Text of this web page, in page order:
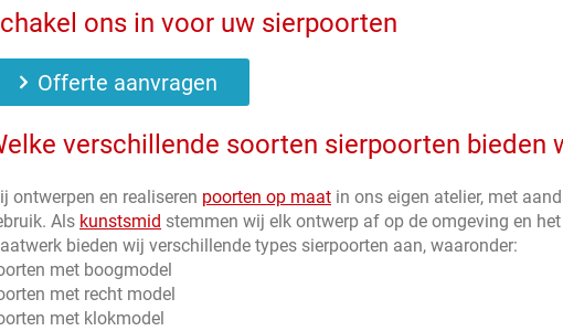
ons in voor uw sierpoorten
Offerte aanvragen
verschillende soorten sierpoorten bieden
ontwerpen en realiseren poorten op maat in ons eigen atelier, met
Als kunstsmid stemmen wij elk ontwerp af op de omgeving en
bieden wij verschillende types sierpoorten aan, waaronder:
met boogmodel
met recht model
met klokmodel